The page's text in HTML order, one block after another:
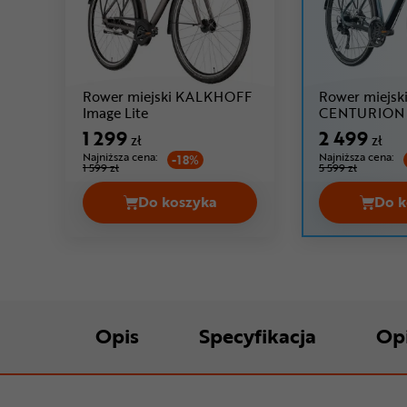
Rower miejski KALKHOFF
Image LiteCena: 1 299 zł
1 299zł
Najniższa cena:
1 599 zł -18%
Do koszyka
Rower miejski KALKHOFF Image
Rower miejski
EQCena: 2 499
2 499zł
Najniższa cena:
5 599 zł
Do
Opis Specyfikacja